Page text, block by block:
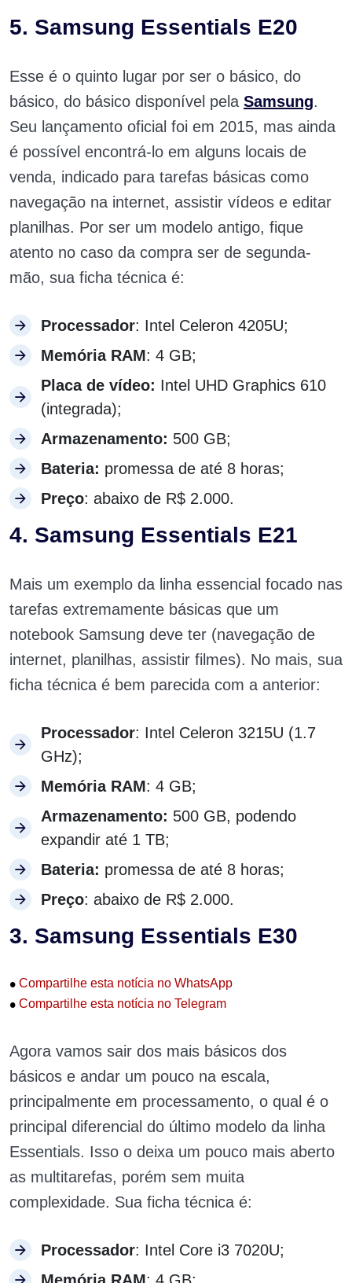
5. Samsung Essentials E20
Esse é o quinto lugar por ser o básico, do
básico, do básico disponível pela Samsung.
Seu lançamento oficial foi em 2015, mas ainda
é possível encontrá-lo em alguns locais de
venda, indicado para tarefas básicas como
navegação na internet, assistir vídeos e editar
planilhas. Por ser um modelo antigo, fique
atento no caso da compra ser de segunda-
mão, sua ficha técnica é:
Processador: Intel Celeron 4205U;
Memória RAM: 4 GB;
Placa de vídeo: Intel UHD Graphics 610
(integrada);
Armazenamento: 500 GB;
Bateria: promessa de até 8 horas;
Preço: abaixo de R$ 2.000.
4. Samsung Essentials E21
Mais um exemplo da linha essencial focado nas
tarefas extremamente básicas que um
notebook Samsung deve ter (navegação de
internet, planilhas, assistir filmes). No mais, sua
ficha técnica é bem parecida com a anterior:
Processador: Intel Celeron 3215U (1.7
GHz);
Memória RAM: 4 GB;
Armazenamento: 500 GB, podendo
expandir até 1 TB;
Bateria: promessa de até 8 horas;
Preço: abaixo de R$ 2.000.
3. Samsung Essentials E30
• Compartilhe esta notícia no WhatsApp
• Compartilhe esta notícia no Telegram
Agora vamos sair dos mais básicos dos
básicos e andar um pouco na escala,
principalmente em processamento, o qual é o
principal diferencial do último modelo da linha
Essentials. Isso o deixa um pouco mais aberto
as multitarefas, porém sem muita
complexidade. Sua ficha técnica é:
Processador: Intel Core i3 7020U;